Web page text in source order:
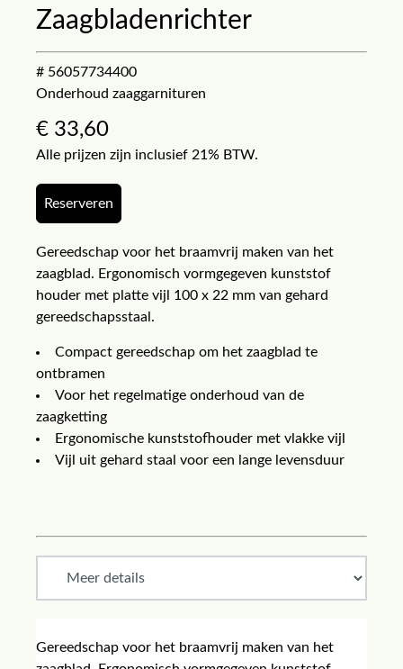
Zaagbladenrichter
# 56057734400
Onderhoud zaaggarnituren
€ 33,60
Alle prijzen zijn inclusief 21% BTW.
Reserveren
Gereedschap voor het braamvrij maken van het
zaagblad. Ergonomisch vormgegeven kunststof
houder met platte vijl 100 x 22 mm van gehard
gereedschapsstaal.
Compact gereedschap om het zaagblad te
ontbramen
Voor het regelmatige onderhoud van de
zaagketting
Ergonomische kunststofhouder met vlakke vijl
Vijl uit gehard staal voor een lange levensduur
Gereedschap voor het braamvrij maken van het